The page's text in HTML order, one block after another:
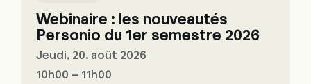
Webinaire : les nouveautés
Personio du 1er semestre 2026
Jeudi, 20. août 2026
10h00 – 11h00